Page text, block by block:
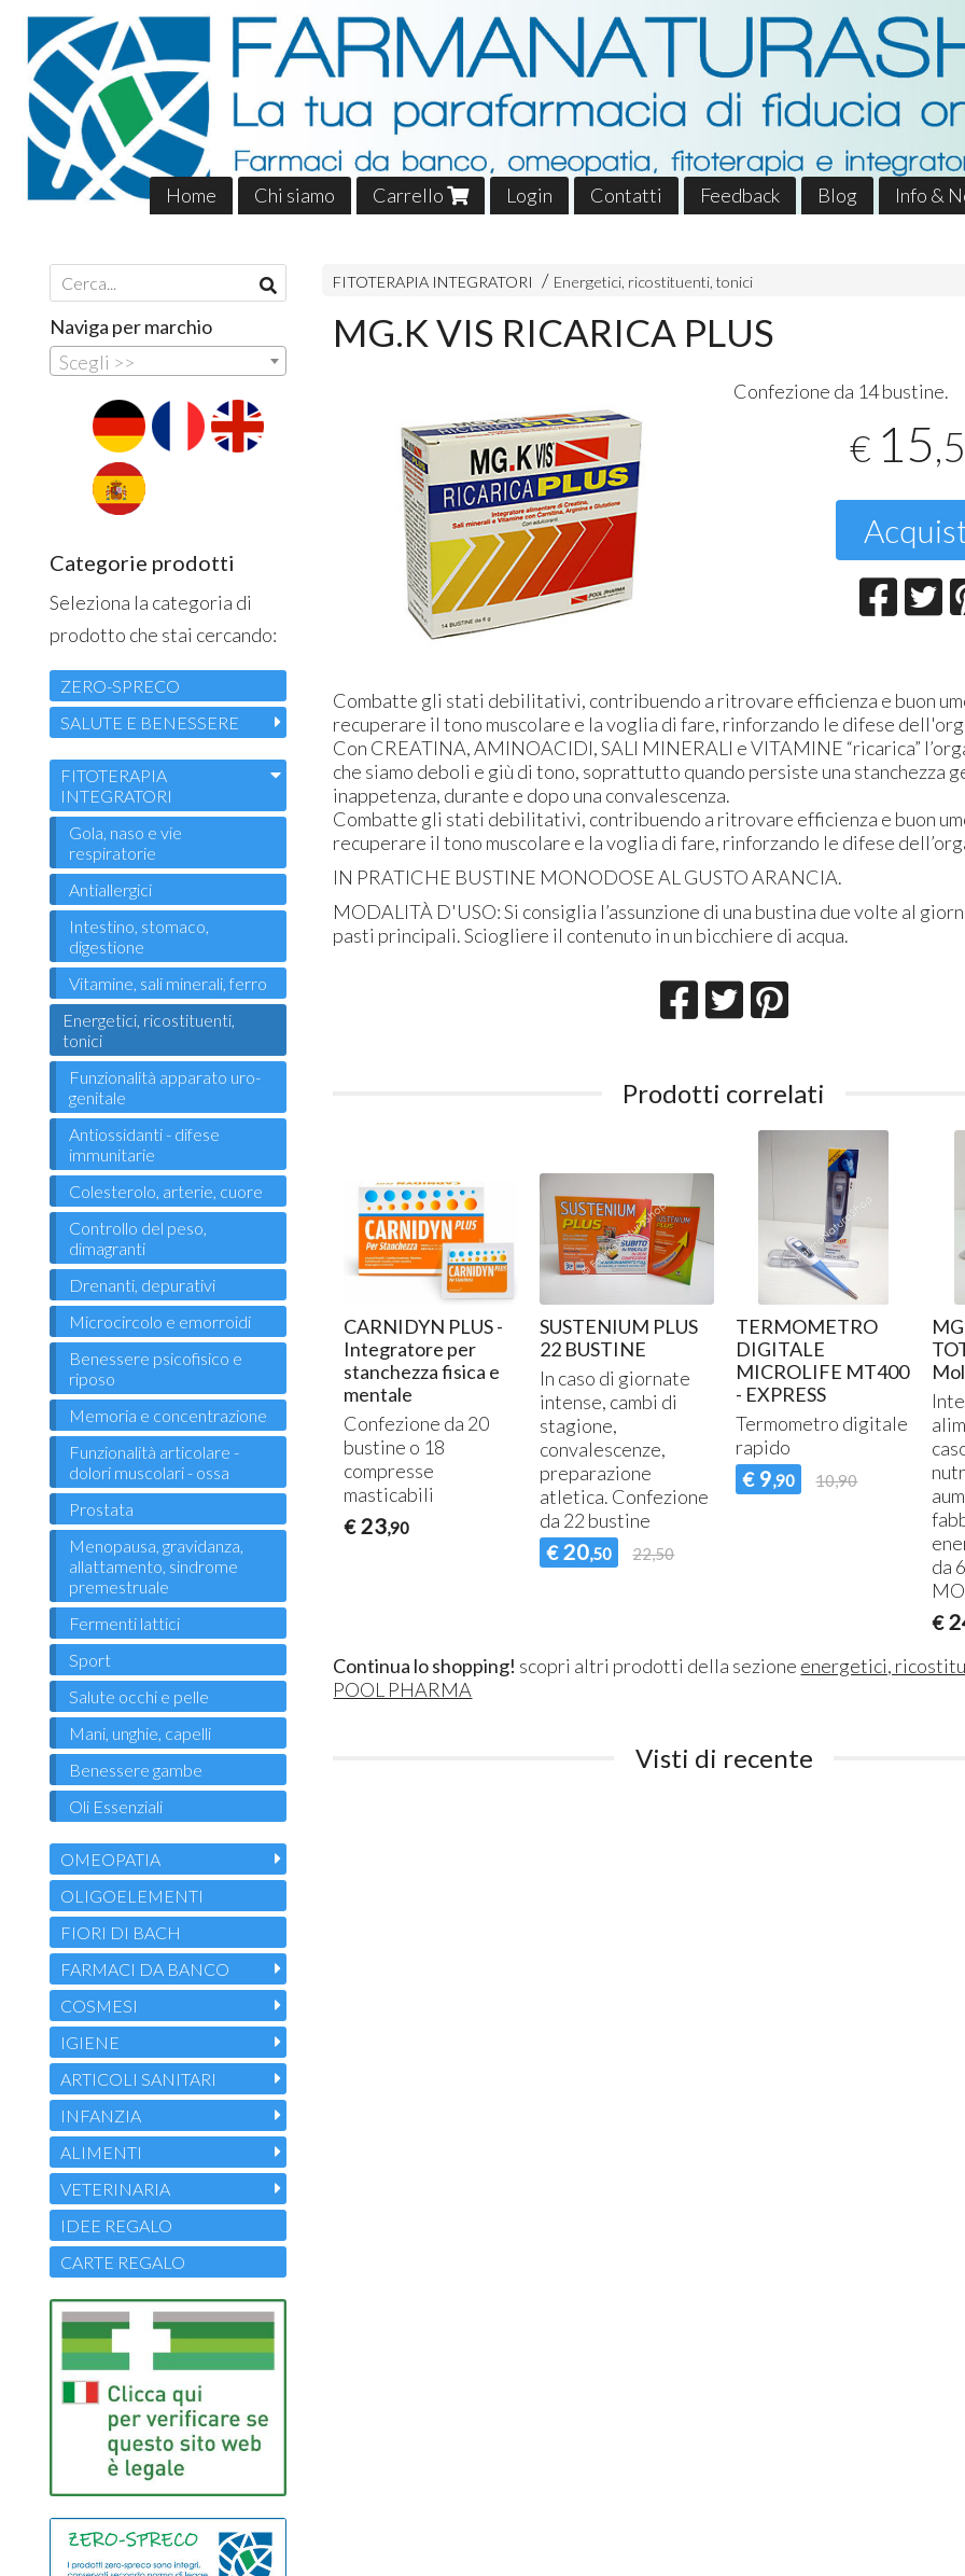
Home Chi siamo Carrello Login Contatti Feedback Blog Info &
FITOTERAPIA INTEGRATORI Energetici, ricostituenti, tonici
MG.K VIS RICARICA PLUS
Confezione da 14 bustine.
€ 15
Combatte gli stati debilitativi, contribuendo a ritrovare efficienza e buon
recuperare il tono muscolare e la voglia di fare, rinforzando le difese
Con CREATINA, AMINOACIDI, SALI MINERALI e VITAMINE “ricarica”
che siamo deboli e giù di tono, soprattutto quando persiste una stanchezza
inappetenza, durante e dopo una convalescenza.
Combatte gli stati debilitativi, contribuendo a ritrovare efficienza e buon
recuperare il tono muscolare e la voglia di fare, rinforzando le difese
IN PRATICHE BUSTINE MONODOSE AL GUSTO ARANCIA.
MODALITÀ D'USO: Si consiglia l’assunzione di una bustina due volte al
pasti principali. Sciogliere il contenuto in un bicchiere di acqua.
Prodotti correlati
CARNIDYN PLUS -
Integratore per
stanchezza fisica e
mentale
Confezione da 20
bustine o 18
compresse
masticabili
€ 23,90
SUSTENIUM PLUS
22 BUSTINE
In caso di giornate
intense, cambi di
stagione,
convalescenze,
preparazione
atletica. Confezione
da 22 bustine
€ 20,50 22,50
TERMOMETRO
DIGITALE
MICROLIFE MT400
- EXPRESS
Termometro digitale
rapido
€ 9,90 10,90
da
€
Continua lo shopping! scopri altri prodotti della sezione energetici,
POOL PHARMA
Visti di recente
Naviga per marchio
Scegli >>
Categorie prodotti
Seleziona la categoria di
prodotto che stai cercando:
ZERO-SPRECO
SALUTE E BENESSERE
FITOTERAPIA
INTEGRATORI
Gola, naso e vie
respiratorie
Antiallergici
Intestino, stomaco,
digestione
Vitamine, sali minerali, ferro
Energetici, ricostituenti,
tonici
Funzionalità apparato uro-
genitale
Antiossidanti - difese
immunitarie
Colesterolo, arterie, cuore
Controllo del peso,
dimagranti
Drenanti, depurativi
Microcircolo e emorroidi
Benessere psicofisico e
riposo
Memoria e concentrazione
Funzionalità articolare -
dolori muscolari - ossa
Prostata
Menopausa, gravidanza,
allattamento, sindrome
premestruale
Fermenti lattici
Sport
Salute occhi e pelle
Mani, unghie, capelli
Benessere gambe
Oli Essenziali
OMEOPATIA
OLIGOELEMENTI
FIORI DI BACH
FARMACI DA BANCO
COSMESI
IGIENE
ARTICOLI SANITARI
INFANZIA
ALIMENTI
VETERINARIA
IDEE REGALO
CARTE REGALO